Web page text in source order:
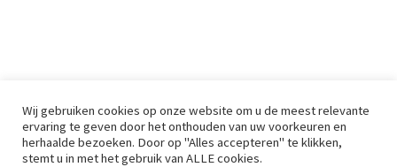
Wij gebruiken cookies op onze website om u de meest relevante
ervaring te geven door het onthouden van uw voorkeuren en
herhaalde bezoeken. Door op "Alles accepteren" te klikken,
stemt u in met het gebruik van ALLE cookies.